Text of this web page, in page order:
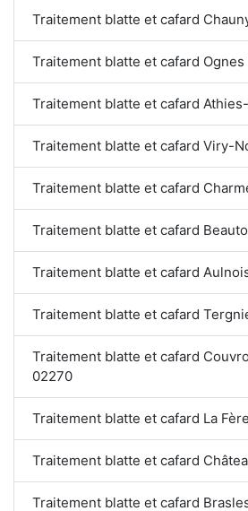
Traitement blatte et cafard
Traitement blatte et cafard
Traitement blatte et cafard
Traitement blatte et cafard Viry-
Traitement blatte et cafard
Traitement blatte et cafard
Traitement blatte et cafard
Traitement blatte et cafard
Traitement blatte et cafard
02270
Traitement blatte et cafard La
Traitement blatte et cafard
Traitement blatte et cafard